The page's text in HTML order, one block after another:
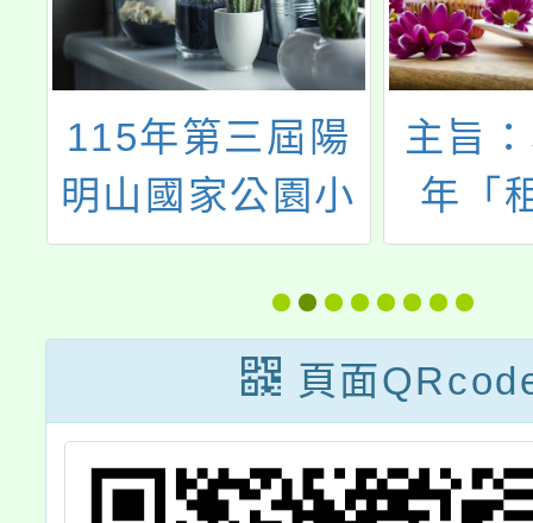
115年第三屆陽
明山國家公園小
小解說員培訓活
主旨
年「
堂，
習」
稅抽
動現
請貴
頁面